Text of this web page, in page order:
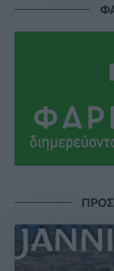
Κλειστή αύριο
πολύ σημαντική
Ειδήσεις• πριν 4 ώρες
Ελλάδα και θα πετά
Ειδήσεις• πριν 4 ώρες